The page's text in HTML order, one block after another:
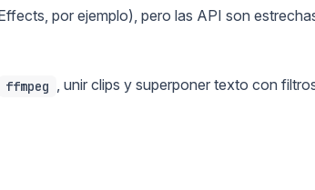
por ejemplo), pero las API son
ffmpeg
, unir clips y superponer texto con